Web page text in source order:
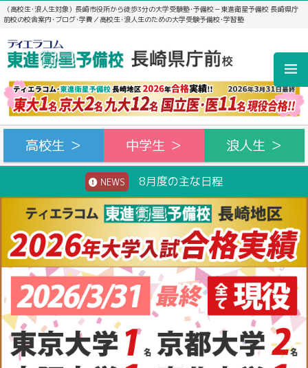
（高校生･浪人生対象）長崎市役所から徒歩3分の大学受験塾･予備校－東進衛星予備校 長崎県庁
前校の校舎案内･ブログ･学費／高校生･浪人生のための大学受験予備校･学習塾
高校生 ＞ 中学生 ＞ 浪人生 ＞
NEWS 8月度の主な日程